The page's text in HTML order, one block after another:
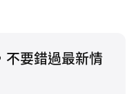
不要錯過最新情